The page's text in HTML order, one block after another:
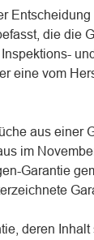
die die
eine vom
aus einer
im
Garantie
deren